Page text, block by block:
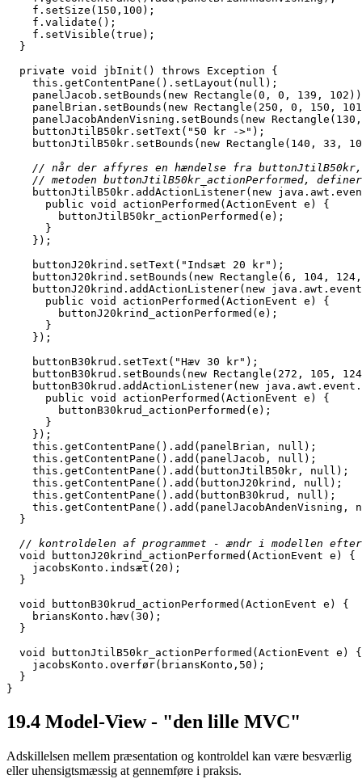
    f.setSize(150,100);
    f.validate();
    f.setVisible(true);
  }
  private void jbInit() throws Exception {
    this.getContentPane().setLayout(null);
panelJacob.setBounds(new Rectangle(0, 0, 139,
panelBrian.setBounds(new Rectangle(250, 0, 150,
panelJacobAndenVisning.setBounds(new
    buttonJtilB50kr.setText("50 kr ->");
buttonJtilB50kr.setBounds(new Rectangle(140, 33,
// når der affyres en hændelse fra
// metoden buttonJtilB50kr_actionPerformed,
buttonJtilB50kr.addActionListener(new
      public void actionPerformed(ActionEvent e) {
        buttonJtilB50kr_actionPerformed(e);
      }
    });
    buttonJ20krind.setText("Indsæt 20 kr");
buttonJ20krind.setBounds(new Rectangle(6, 104,
buttonJ20krind.addActionListener(new
      public void actionPerformed(ActionEvent e) {
        buttonJ20krind_actionPerformed(e);
      }
    });
    buttonB30krud.setText("Hæv 30 kr");
buttonB30krud.setBounds(new Rectangle(272, 105,
buttonB30krud.addActionListener(new
      public void actionPerformed(ActionEvent e) {
        buttonB30krud_actionPerformed(e);
      }
    });
    this.getContentPane().add(panelBrian, null);
    this.getContentPane().add(panelJacob, null);
    this.getContentPane().add(buttonJtilB50kr, null);
    this.getContentPane().add(buttonJ20krind, null);
    this.getContentPane().add(buttonB30krud, null);
this.getContentPane().add(panelJacobAndenVisning,
  }
// kontroldelen af programmet - ændr i modellen efter
  void buttonJ20krind_actionPerformed(ActionEvent e) {
    jacobsKonto.indsæt(20);
  }
  void buttonB30krud_actionPerformed(ActionEvent e) {
    briansKonto.hæv(30);
  }
  void buttonJtilB50kr_actionPerformed(ActionEvent e) {
    jacobsKonto.overfør(briansKonto,50);
  }
}
19.4 Model-View - "den lille MVC"
Adskillelsen mellem præsentation og kontroldel kan være besværlig
eller uhensigtsmæssig at gennemføre i praksis.